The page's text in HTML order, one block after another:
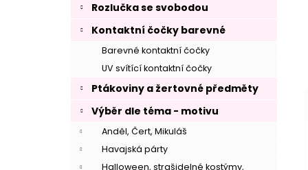
Rozlučka se svobodou
Kontaktní čočky barevné
Barevné kontaktní čočky
UV svítící kontaktní čočky
Ptákoviny a žertovné předměty
Výběr dle téma - motivu
Anděl, Čert, Mikuláš
Havajská párty
Halloween, strašidelné kostýmy,